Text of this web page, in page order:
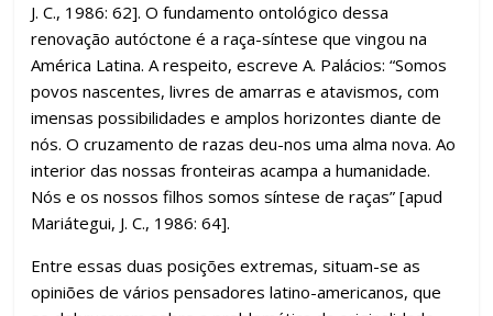
J. C., 1986: 62]. O fundamento ontológico dessa
renovação autóctone é a raça-síntese que vingou na
América Latina. A respeito, escreve A. Palácios: “Somos
povos nascentes, livres de amarras e atavismos, com
imensas possibilidades e amplos horizontes diante de
nós. O cruzamento de razas deu-nos uma alma nova. Ao
interior das nossas fronteiras acampa a humanidade.
Nós e os nossos filhos somos síntese de raças” [apud
Mariátegui, J. C., 1986: 64].
Entre essas duas posições extremas, situam-se as
opiniões de vários pensadores latino-americanos, que